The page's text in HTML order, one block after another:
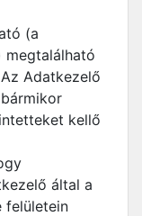
(a
megtalálható
Adatkezelő
kellő
által a
felületein